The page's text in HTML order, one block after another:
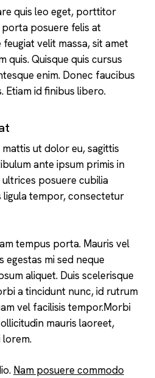
quis leo eget, porttitor
posuere felis at
velit massa, sit amet
quis. Quisque quis cursus
enim. Donec faucibus
Etiam id finibus libero.
ut dolor eu, sagittis
ante ipsum primis in
posuere cubilia
ligula tempor, consectetur
tempus porta. Mauris vel
egestas mi sed neque
aliquet. Duis scelerisque
a tincidunt nunc, id rutrum
vel facilisis tempor.Morbi
mauris laoreet,
lorem.
Nam posuere commodo